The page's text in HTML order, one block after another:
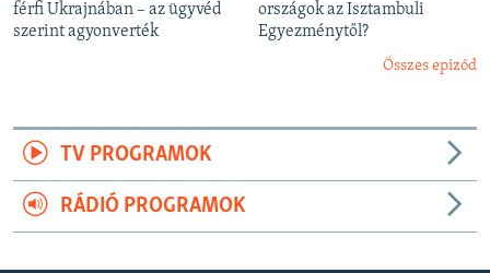
férfi Ukrajnában – az ügyvéd
szerint agyonverték
országok az Isztambuli
Egyezménytől?
Összes epizód
TV PROGRAMOK
RÁDIÓ PROGRAMOK